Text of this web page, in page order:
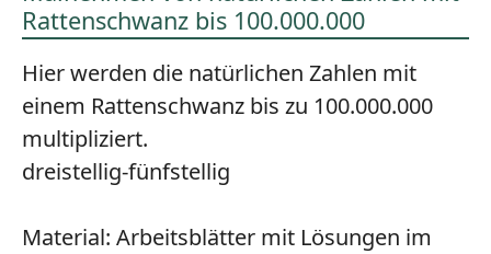
Rattenschwanz bis 100.000.000
Hier werden die natürlichen Zahlen mit
einem Rattenschwanz bis zu 100.000.000
multipliziert.
dreistellig-fünfstellig
Material: Arbeitsblätter mit Lösungen im